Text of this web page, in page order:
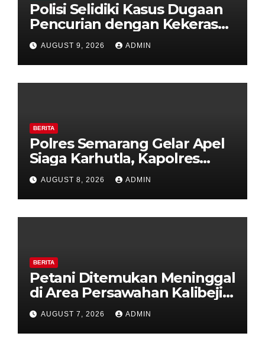
Polisi Selidiki Kasus Dugaan
Pencurian dengan Kekerasan
di Counter HP Royal Phone
Ambarawa.
AUGUST 9, 2026 ADMIN
BERITA
Polres Semarang Gelar Apel
Siaga Karhutla, Kapolres
Tekankan Sinergi dan
Kesiapsiagaan Hadapi Musim
Kemarau.
AUGUST 8, 2026 ADMIN
BERITA
Petani Ditemukan Meninggal
di Area Persawahan Kalibeji,
Polisi Pastikan Tidak Ada
Tanda Kekerasan
AUGUST 7, 2026 ADMIN